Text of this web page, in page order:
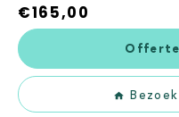
€165,00
Offerte